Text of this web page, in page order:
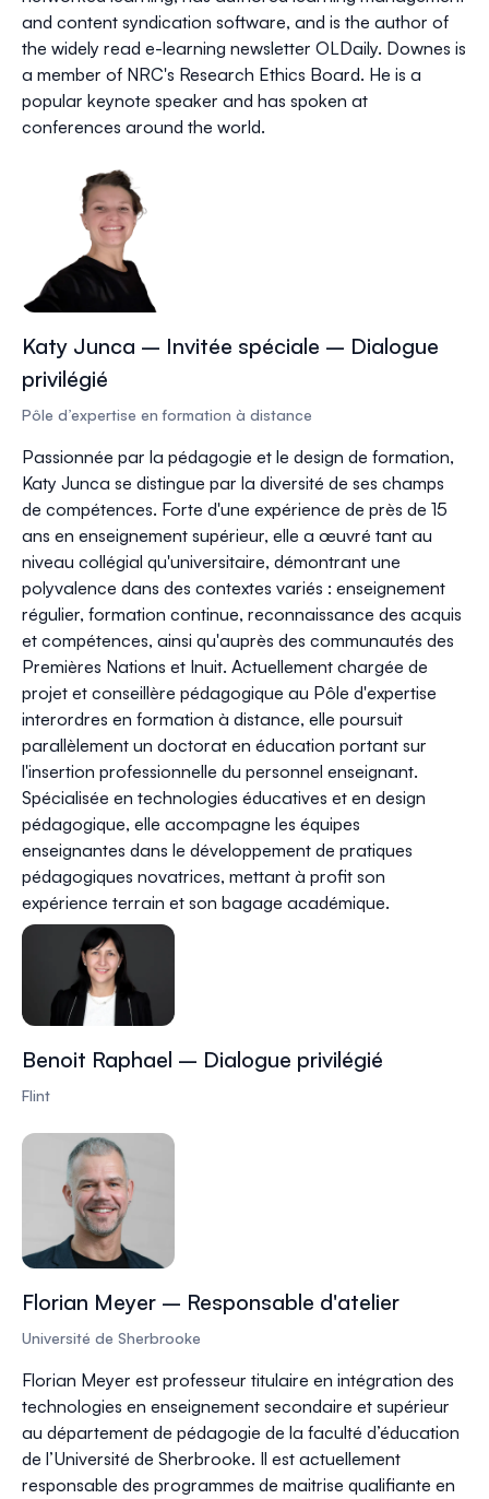
and content syndication software, and is the author of
the widely read e-learning newsletter OLDaily. Downes is
a member of NRC's Research Ethics Board. He is a
popular keynote speaker and has spoken at
conferences around the world.
Katy Junca – Invitée spéciale – Dialogue
privilégié
Pôle d’expertise en formation à distance
Passionnée par la pédagogie et le design de formation,
Katy Junca se distingue par la diversité de ses champs
de compétences. Forte d'une expérience de près de 15
ans en enseignement supérieur, elle a œuvré tant au
niveau collégial qu'universitaire, démontrant une
polyvalence dans des contextes variés : enseignement
régulier, formation continue, reconnaissance des acquis
et compétences, ainsi qu'auprès des communautés des
Premières Nations et Inuit. Actuellement chargée de
projet et conseillère pédagogique au Pôle d'expertise
interordres en formation à distance, elle poursuit
parallèlement un doctorat en éducation portant sur
l'insertion professionnelle du personnel enseignant.
Spécialisée en technologies éducatives et en design
pédagogique, elle accompagne les équipes
enseignantes dans le développement de pratiques
pédagogiques novatrices, mettant à profit son
expérience terrain et son bagage académique.
Benoit Raphael – Dialogue privilégié
Flint
Florian Meyer – Responsable d'atelier
Université de Sherbrooke
Florian Meyer est professeur titulaire en intégration des
technologies en enseignement secondaire et supérieur
au département de pédagogie de la faculté d’éducation
de l’Université de Sherbrooke. Il est actuellement
responsable des programmes de maitrise qualifiante en